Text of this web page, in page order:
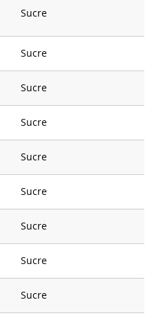
Sucre
Sucre
Sucre
Sucre
Sucre
Sucre
Sucre
Sucre
Sucre